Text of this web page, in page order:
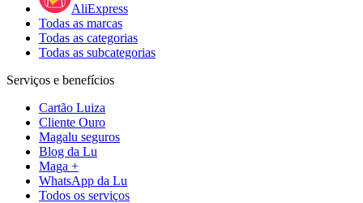
AliExpress
Todas as marcas
Todas as categorias
Todas as subcategorias
Serviços e benefícios
Cartão Luiza
Cliente Ouro
Magalu seguros
Blog da Lu
Maga +
WhatsApp da Lu
Todos os serviços